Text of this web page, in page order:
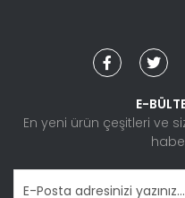
Ürün açıklamasında
Ürün bilgilerinde hatalar
Ürün fiyatı diğer
Bu ürüne benzer farklı
E-
En yeni ürün çeşitleri ve